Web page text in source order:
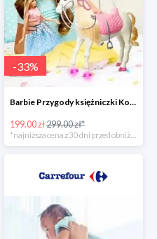
-33%
Barbie Przygody księżniczki Koń + Lalka -33%
199.00 zł299.00 zł*
*najniższa cena z 30 dni przed obniżką